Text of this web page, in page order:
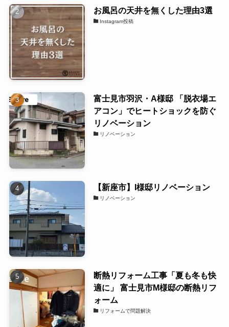
お風呂の天井を無くした理由3選
Instagram投稿
富士見市羽沢・A様邸 「脱衣場エ
アコン」でヒートショックを防ぐ
リノベーション
リノベーション
【新座市】I様邸リノベーション
リノベーション
断熱リフォーム工事「夏も冬も快
適に」 富士見市M様邸の断熱リフ
ォーム
リフォームで問題解決